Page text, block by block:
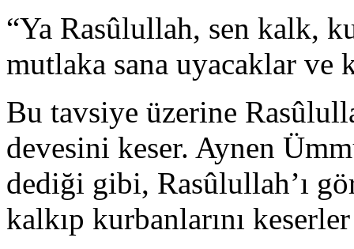
“Ya Rasûlullah, sen kalk,
mutlaka sana uyacaklar ve
Bu tavsiye üzerine
devesini keser. Aynen
dediği gibi, Rasûlullah’ı
kalkıp kurbanlarını